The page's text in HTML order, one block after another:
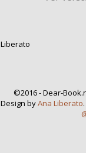
©2016 - Dear-
Design byAna Liberato